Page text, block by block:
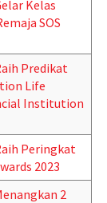
Kelas
SOS
Predikat
Life
Institution
Peringkat
2023
2